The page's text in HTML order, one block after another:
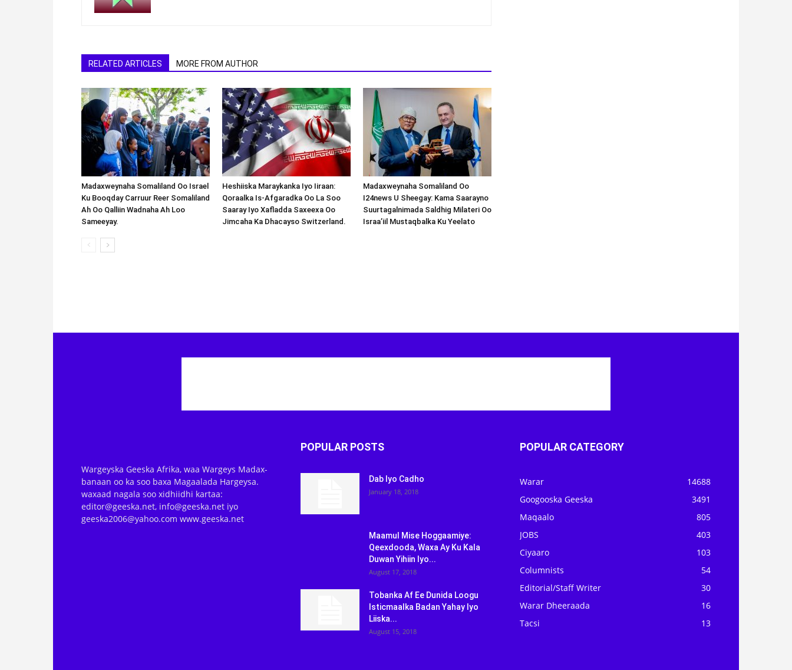
RELATED ARTICLES MORE FROM AUTHOR
Madaxweynaha Somaliland Oo Israel
Ku Booqday Carruur Reer Somaliland
Ah Oo Qalliin Wadnaha Ah Loo
Sameeyay.
Heshiiska Maraykanka Iyo Iiraan:
Qoraalka Is-Afgaradka Oo La Soo
Saaray Iyo Xafladda Saxeexa Oo
Jimcaha Ka Dhacayso Switzerland.
Madaxweynaha Somaliland Oo
I24news U Sheegay: Kama Saarayno
Suurtagalnimada Saldhig Milateri Oo
Israa’iil Mustaqbalka Ku Yeelato
Wargeyska Geeska Afrika, waa Wargeys Madax-
banaan oo ka soo baxa Magaalada Hargeysa.
waxaad nagala soo xidhiidhi kartaa:
editor@geeska.net, info@geeska.net iyo
geeska2006@yahoo.com www.geeska.net
POPULAR POSTS
Dab Iyo Cadho
January 18, 2018
Maamul Mise Hoggaamiye:
Qeexdooda, Waxa Ay Ku Kala
Duwan Yihiin Iyo...
August 17, 2018
Tobanka Af Ee Dunida Loogu
Isticmaalka Badan Yahay Iyo
Liiska...
August 15, 2018
POPULAR CATEGORY
Warar
14688
Googooska Geeska
3491
Maqaalo
805
JOBS
403
Ciyaaro
103
Columnists
54
Editorial/Staff Writer
30
Warar Dheeraada
16
Tacsi
13